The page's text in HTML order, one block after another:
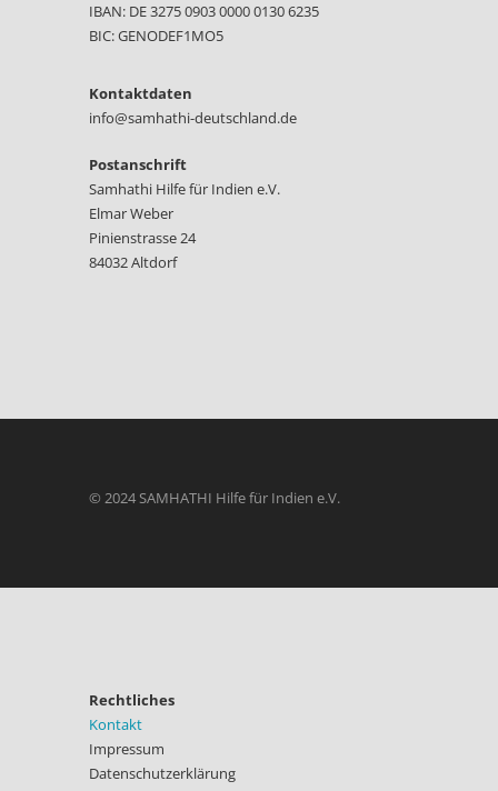
IBAN: DE 3275 0903 0000 0130 6235
BIC: GENODEF1MO5
Kontaktdaten
info@samhathi-deutschland.de
Postanschrift
Samhathi Hilfe für Indien e.V.
Elmar Weber
Pinienstrasse 24
84032 Altdorf
© 2024 SAMHATHI Hilfe für Indien e.V.
Rechtliches
Kontakt
Impressum
Datenschutzerklärung